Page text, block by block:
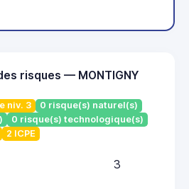
risques — MONTIGNY
niv. 3
0 risque(s) naturel(s)
0 risque(s) technologique(s)
2 ICPE
3